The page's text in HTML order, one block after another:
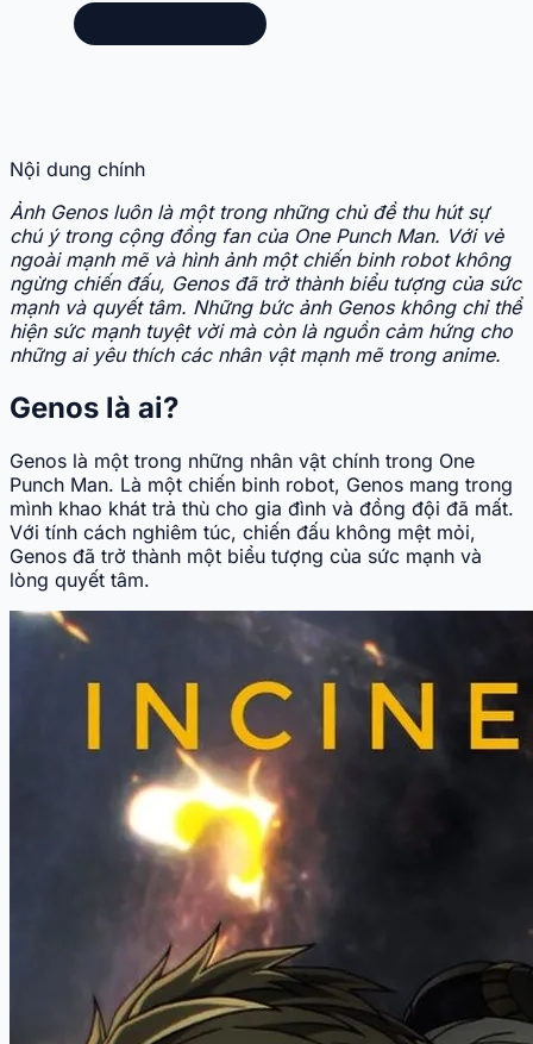
Nội dung chính
Ảnh Genos luôn là một trong những chủ đề thu hút sự
chú ý trong cộng đồng fan của One Punch Man. Với vẻ
ngoài mạnh mẽ và hình ảnh một chiến binh robot không
ngừng chiến đấu, Genos đã trở thành biểu tượng của sức
mạnh và quyết tâm. Những bức ảnh Genos không chỉ thể
hiện sức mạnh tuyệt vời mà còn là nguồn cảm hứng cho
những ai yêu thích các nhân vật mạnh mẽ trong anime.
Genos là ai?
Genos là một trong những nhân vật chính trong One
Punch Man. Là một chiến binh robot, Genos mang trong
mình khao khát trả thù cho gia đình và đồng đội đã mất.
Với tính cách nghiêm túc, chiến đấu không mệt mỏi,
Genos đã trở thành một biểu tượng của sức mạnh và
lòng quyết tâm.